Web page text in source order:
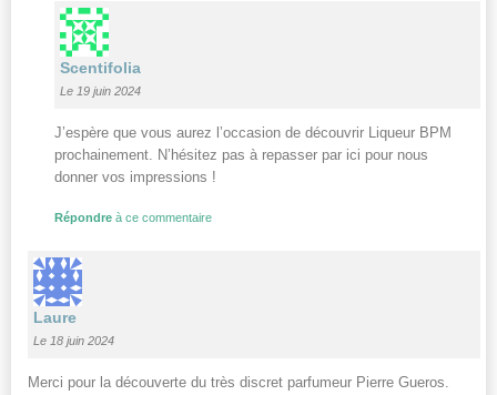
Scentifolia
Le 19 juin 2024
J’espère que vous aurez l’occasion de découvrir Liqueur BPM
prochainement. N’hésitez pas à repasser par ici pour nous
donner vos impressions !
Répondre à ce commentaire
Laure
Le 18 juin 2024
Merci pour la découverte du très discret parfumeur Pierre Gueros.